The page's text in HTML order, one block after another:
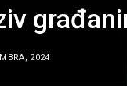
2024